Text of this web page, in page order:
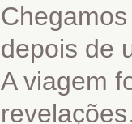
depois de
A viagem